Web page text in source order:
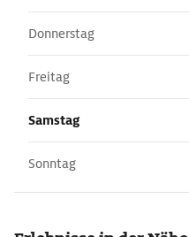
Donnerstag
Freitag
Samstag
Sonntag